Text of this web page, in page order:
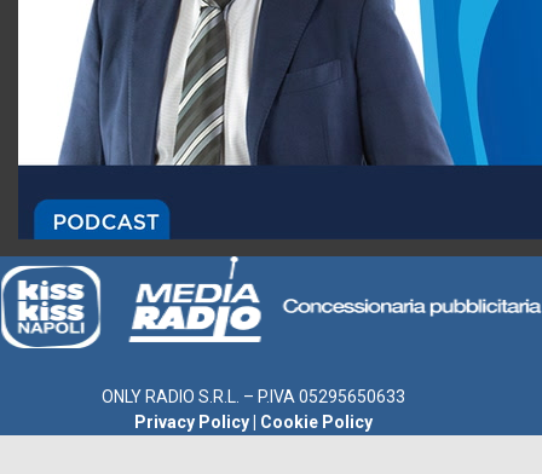
ONLY RADIO S.R.L. – P.IVA 05295650633
Privacy Policy
Cookie Policy